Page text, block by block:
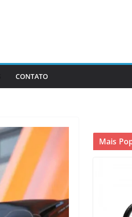
CONTATO
Mais